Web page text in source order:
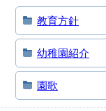
教育方針
幼稚園紹介
園歌